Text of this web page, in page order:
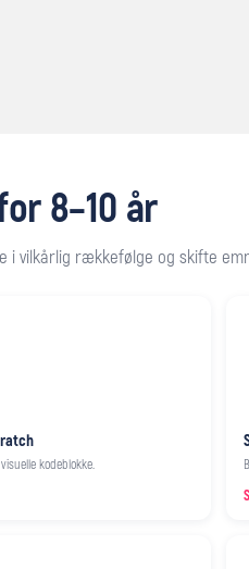
8–10 år
i vilkårlig rækkefølge og skifte
kodeblokke.